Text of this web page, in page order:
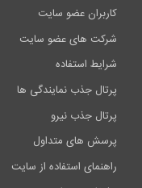
کاربران عضو سایت
شرکت های عضو سایت
شرایط استفاده
پرتال جذب نمایندگی ها
پرتال جذب نیرو
پرسش های متداول
راهنمای استفاده از سایت